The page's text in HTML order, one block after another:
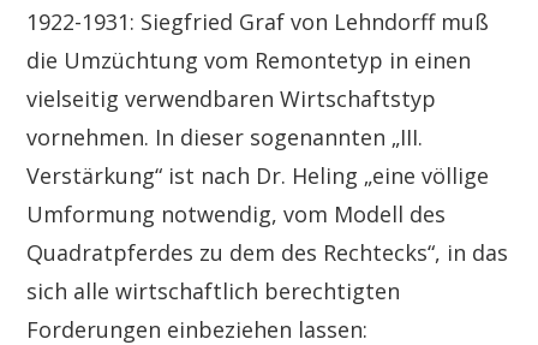
1922-1931: Siegfried Graf von Lehndorff muß
die Umzüchtung vom Remontetyp in einen
vielseitig verwendbaren Wirtschaftstyp
vornehmen. In dieser sogenannten „III.
Verstärkung“ ist nach Dr. Heling „eine völlige
Umformung notwendig, vom Modell des
Quadratpferdes zu dem des Rechtecks“, in das
sich alle wirtschaftlich berechtigten
Forderungen einbeziehen lassen: